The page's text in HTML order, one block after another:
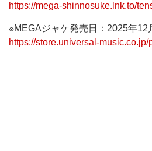
https://mega-shinnosuke.lnk.to/
※MEGAジャケ発売日：2025年12
https://store.universal-